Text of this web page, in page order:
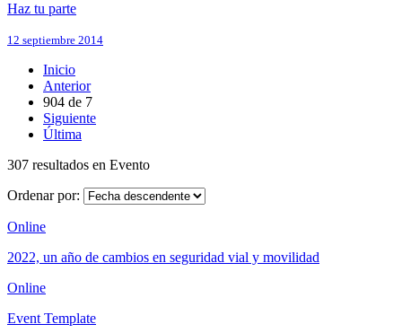
Haz tu parte
12 septiembre 2014
Inicio
Anterior
904 de 7
Siguiente
Última
307 resultados en Evento
Ordenar por:
Online
2022, un año de cambios en seguridad vial y movilidad
Online
Event Template